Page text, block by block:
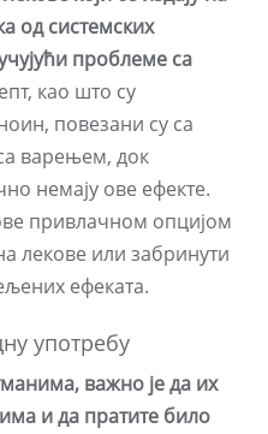
од системских
проблеме са
као што су
повезани су са
варењем, док
немају ове ефекте.
привлачном опцијом
лекове или забринути
ефеката.
употребу
важно је да их
и да пратите било